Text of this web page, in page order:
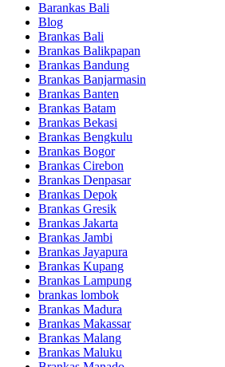
Barankas Bali
Blog
Brankas Bali
Brankas Balikpapan
Brankas Bandung
Brankas Banjarmasin
Brankas Banten
Brankas Batam
Brankas Bekasi
Brankas Bengkulu
Brankas Bogor
Brankas Cirebon
Brankas Denpasar
Brankas Depok
Brankas Gresik
Brankas Jakarta
Brankas Jambi
Brankas Jayapura
Brankas Kupang
Brankas Lampung
brankas lombok
Brankas Madura
Brankas Makassar
Brankas Malang
Brankas Maluku